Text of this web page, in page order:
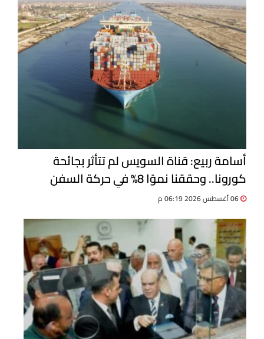
أسامة ربيع: قناة السويس لم تتأثر بجائحة
كورونا.. وحققنا نموًا 8% في حركة السفن